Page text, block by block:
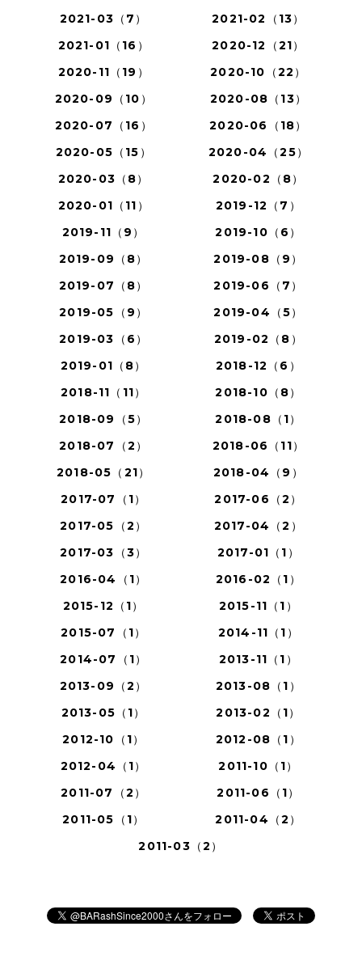
2021-03（7）
2021-02（13）
2021-01（16）
2020-12（21）
2020-11（19）
2020-10（22）
2020-09（10）
2020-08（13）
2020-07（16）
2020-06（18）
2020-05（15）
2020-04（25）
2020-03（8）
2020-02（8）
2020-01（11）
2019-12（7）
2019-11（9）
2019-10（6）
2019-09（8）
2019-08（9）
2019-07（8）
2019-06（7）
2019-05（9）
2019-04（5）
2019-03（6）
2019-02（8）
2019-01（8）
2018-12（6）
2018-11（11）
2018-10（8）
2018-09（5）
2018-08（1）
2018-07（2）
2018-06（11）
2018-05（21）
2018-04（9）
2017-07（1）
2017-06（2）
2017-05（2）
2017-04（2）
2017-03（3）
2017-01（1）
2016-04（1）
2016-02（1）
2015-12（1）
2015-11（1）
2015-07（1）
2014-11（1）
2014-07（1）
2013-11（1）
2013-09（2）
2013-08（1）
2013-05（1）
2013-02（1）
2012-10（1）
2012-08（1）
2012-04（1）
2011-10（1）
2011-07（2）
2011-06（1）
2011-05（1）
2011-04（2）
2011-03（2）